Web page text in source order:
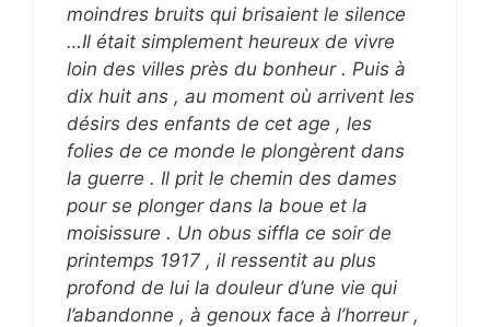
moindres bruits qui brisaient le silence
…Il était simplement heureux de vivre
loin des villes près du bonheur . Puis à
dix huit ans , au moment où arrivent les
désirs des enfants de cet age , les
folies de ce monde le plongèrent dans
la guerre . Il prit le chemin des dames
pour se plonger dans la boue et la
moisissure . Un obus siffla ce soir de
printemps 1917 , il ressentit au plus
profond de lui la douleur d’une vie qui
l’abandonne , à genoux face à l’horreur ,